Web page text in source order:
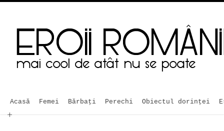
Acasă Femei Bărbaţi Perechi Obiectul dorinței